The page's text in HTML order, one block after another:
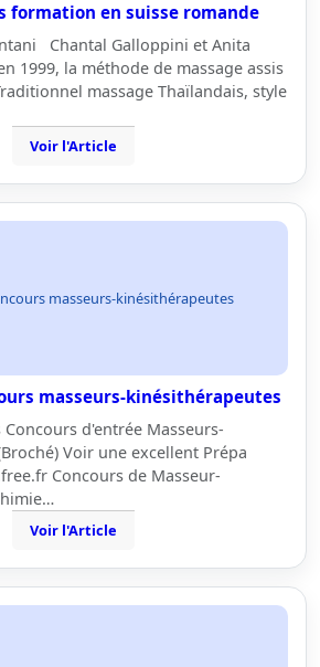
formation en suisse romande
Chantal Galloppini et Anita
1999, la méthode de massage assis
massage Thaïlandais, style
Voir l'Article
masseurs-kinésithérapeutes
masseurs-kinésithérapeutes
d'entrée Masseurs-
Voir une excellent Prépa
Concours de Masseur-
Voir l'Article